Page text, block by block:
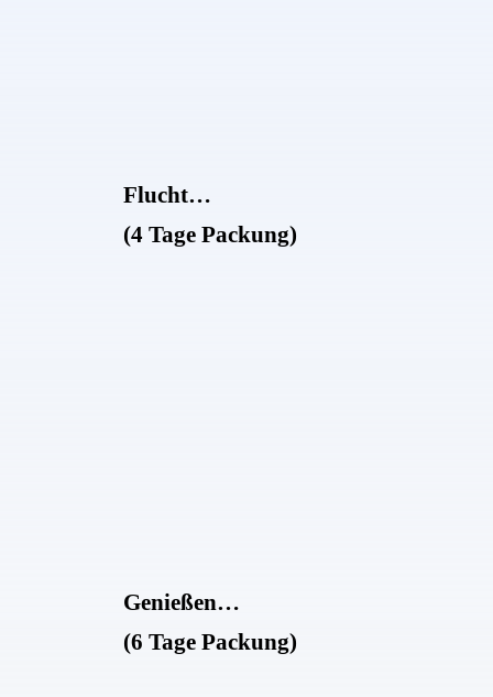
Flucht…
(4 Tage Packung)
Genießen…
(6 Tage Packung)